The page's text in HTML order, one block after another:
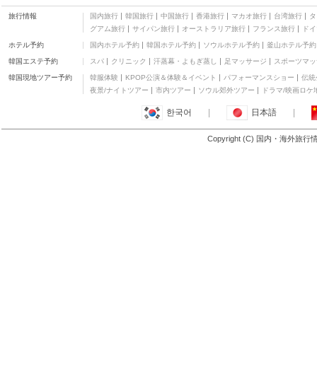
東京ディズニーランド®
ホテル
四つ星
東横INN埼玉三郷駅前
三つ星
SANCTUARY FOREST
その他
Sauna and Capsule
ョナル ホテル 成田
四つ星
旅行情報 国内旅行 韓国旅行 中国旅行 香港旅行 マカオ旅行 台湾旅行
グアム旅行
サイパン旅行 オーストラリア旅行 フランス旅行 ド
ホテル予約 国内ホテル予約 韓国ホテル予約 ソウルホテル予約 釜山ホテル予約
韓国エステ予約 スパ クリニック 汗蒸幕・よもぎ蒸し 足マッサージ スポーツマ
韓国現地ツアー予約 韓服体験 KPOP公演＆体験＆イベント パフォーマンスショー
伝統
夜景/ナイトツアー
市内ツアー ソウル郊外ツアー ドラマ/映画ロケ
한국어 日本語
Copyright (C) 国内・海外旅行